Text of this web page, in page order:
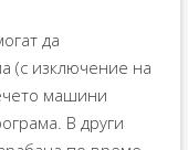
да
(с изключение на
машини
В други